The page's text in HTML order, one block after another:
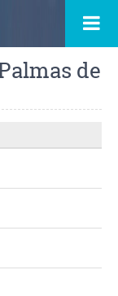
Menú
de